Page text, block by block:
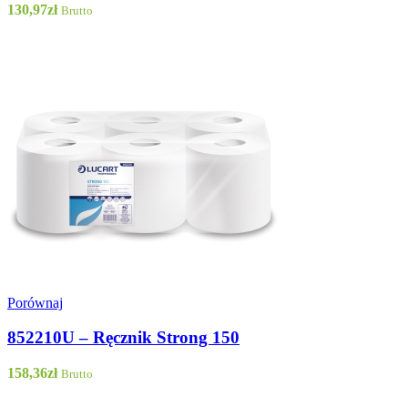
130,97zł Brutto
Porównaj
852210U – Ręcznik Strong 150
158,36zł Brutto